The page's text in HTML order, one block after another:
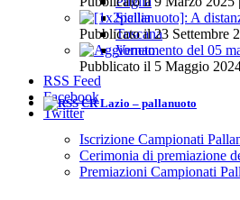
Sicilia
Toscana
Veneto
RSS Feed
Facebook
Twitter
Pubblicato il 23 Settembre
Pubblicato il 5 Maggio
CR Lazio – pallanuoto
Iscrizione Campionati
Cerimonia di premiazione
Premiazioni Campionati